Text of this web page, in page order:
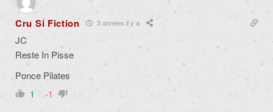
Cru Si Fiction 3 années il y a
JC
Reste In Pisse
Ponce Pilates
1 -1